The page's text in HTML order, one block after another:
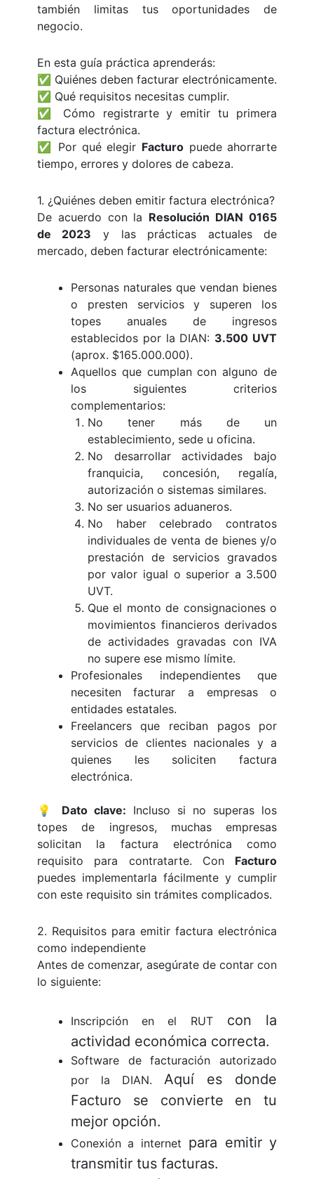
también limitas tus oportunidades de
negocio.
En esta guía práctica aprenderás:
✅ Quiénes deben facturar electrónicamente.
✅ Qué requisitos necesitas cumplir.
✅ Cómo registrarte y emitir tu primera
factura electrónica.
✅ Por qué elegir Facturo puede ahorrarte
tiempo, errores y dolores de cabeza.
1. ¿Quiénes deben emitir factura electrónica?
De acuerdo con la Resolución DIAN 0165
de 2023 y las prácticas actuales de
mercado, deben facturar electrónicamente:
Personas naturales que vendan bienes
o presten servicios y superen los
topes anuales de ingresos
establecidos por la DIAN: 3.500 UVT
(aprox. $165.000.000).
Aquellos que cumplan con alguno de
los siguientes criterios
complementarios:
No tener más de un
establecimiento, sede u oficina.
No desarrollar actividades bajo
franquicia, concesión, regalía,
autorización o sistemas similares.
No ser usuarios aduaneros.
No haber celebrado contratos
individuales de venta de bienes y/o
prestación de servicios gravados
por valor igual o superior a 3.500
UVT.
Que el monto de consignaciones o
movimientos financieros derivados
de actividades gravadas con IVA
no supere ese mismo límite.
Profesionales independientes que
necesiten facturar a empresas o
entidades estatales.
Freelancers que reciban pagos por
servicios de clientes nacionales y a
quienes les soliciten factura
electrónica.
💡 Dato clave: Incluso si no superas los
topes de ingresos, muchas empresas
solicitan la factura electrónica como
requisito para contratarte. Con Facturo
puedes implementarla fácilmente y cumplir
con este requisito sin trámites complicados.
2. Requisitos para emitir factura electrónica
como independiente
Antes de comenzar, asegúrate de contar con
lo siguiente:
Inscripción en el RUTcon la
actividad económica correcta.
Software de facturación autorizado
por la DIAN.
Aquí es donde
Facturo se convierte en tu
mejor opción.
Conexión a internet para emitir y
transmitir tus facturas.